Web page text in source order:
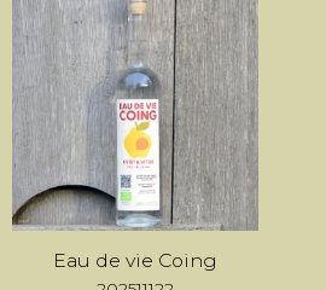
Eau de vie Coing